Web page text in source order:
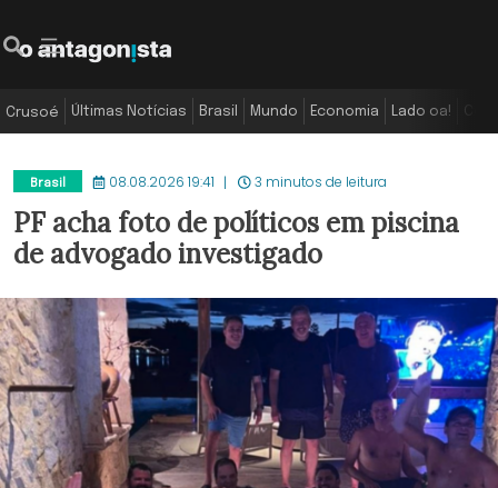
Crusoé Últimas Notícias Brasil Mundo Economia Lado oa!
Brasil 08.08.2026 19:41 3 minutos de leitura
PF acha foto de políticos em piscina
de advogado investigado